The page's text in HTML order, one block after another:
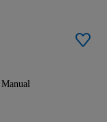
Manual